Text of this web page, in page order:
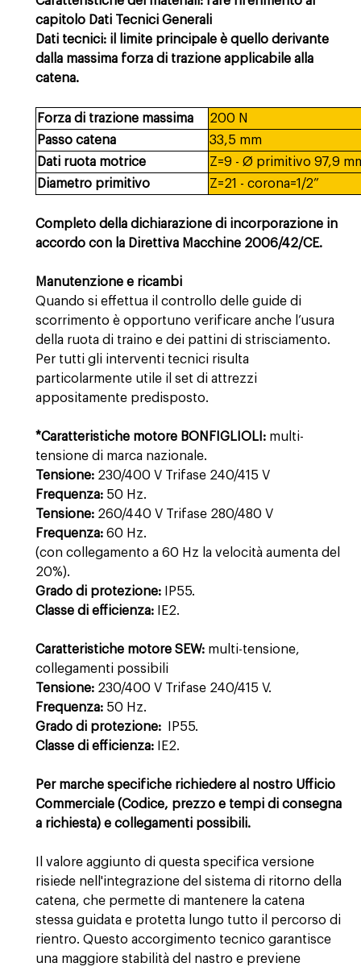
capitolo Dati Tecnici Generali
Dati tecnici: il limite principale è quello derivante
dalla massima forza di trazione applicabile alla
catena.
Forza di trazione massima
200 N
Passo catena
33,5 mm
Dati ruota motrice
Z=9 - Ø primitivo 97,9
Diametro primitivo
Z=21 - corona=1/2”
Completo della dichiarazione di incorporazione in
accordo con la Direttiva Macchine 2006/42/CE.
Manutenzione e ricambi
Quando si effettua il controllo delle guide di
scorrimento è opportuno verificare anche l’usura
della ruota di traino e dei pattini di strisciamento.
Per tutti gli interventi tecnici risulta
particolarmente utile il set di attrezzi
appositamente predisposto.
*Caratteristiche motore BONFIGLIOLI: multi-
tensione di marca nazionale.
Tensione: 230/400 V Trifase 240/415 V
Frequenza: 50 Hz.
Tensione: 260/440 V Trifase 280/480 V
Frequenza: 60 Hz.
(con collegamento a 60 Hz la velocità aumenta del
20%).
Grado di protezione: IP55.
Classe di efficienza: IE2.
Caratteristiche motore SEW: multi-tensione,
collegamenti possibili
Tensione: 230/400 V Trifase 240/415 V.
Frequenza: 50 Hz.
Grado di protezione: IP55.
Classe di efficienza: IE2.
Per marche specifiche richiedere al nostro Ufficio
Commerciale (Codice, prezzo e tempi di consegna
a richiesta) e collegamenti possibili.
Il valore aggiunto di questa specifica versione
risiede nell'integrazione del sistema di ritorno della
catena, che permette di mantenere la catena
stessa guidata e protetta lungo tutto il percorso di
rientro. Questo accorgimento tecnico garantisce
una maggiore stabilità del nastro e previene